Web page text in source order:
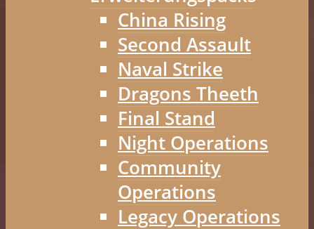
China Rising
Second Assault
Naval Strike
Dragons Theeth
Final Stand
Night Operations
Community
Operations
Legacy Operations